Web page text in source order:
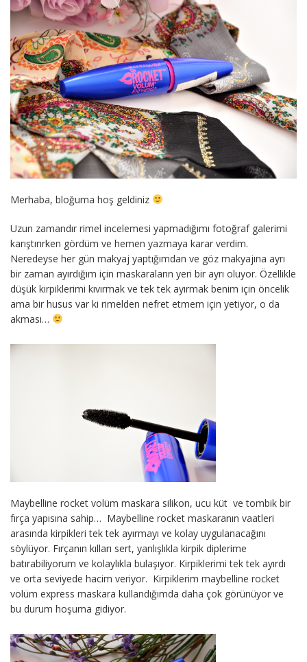
Merhaba, bloğuma hoş geldiniz
Uzun zamandır rimel incelemesi yapmadığımı fotoğraf galerimi
karıştırırken gördüm ve hemen yazmaya karar verdim.
Neredeyse her gün makyaj yaptığımdan ve göz makyajına ayrı
bir zaman ayırdığım için maskaraların yeri bir ayrı oluyor. Özellikle
düşük kirpiklerimi kıvırmak ve tek tek ayırmak benim için öncelik
ama bir husus var ki rimelden nefret etmem için yetiyor, o da
akması…
Maybelline rocket volüm maskara silikon, ucu küt ve tombik bir
fırça yapısına sahip… Maybelline rocket maskaranın vaatleri
arasında kirpikleri tek tek ayırmayı ve kolay uygulanacağını
söylüyor. Fırçanın kılları sert, yanlışlıkla kirpik diplerime
batırabiliyorum ve kolaylıkla bulaşıyor. Kirpiklerimi tek tek ayırdı
ve orta seviyede hacim veriyor. Kirpiklerim maybelline rocket
volüm express maskara kullandığımda daha çok görünüyor ve
bu durum hoşuma gidiyor.